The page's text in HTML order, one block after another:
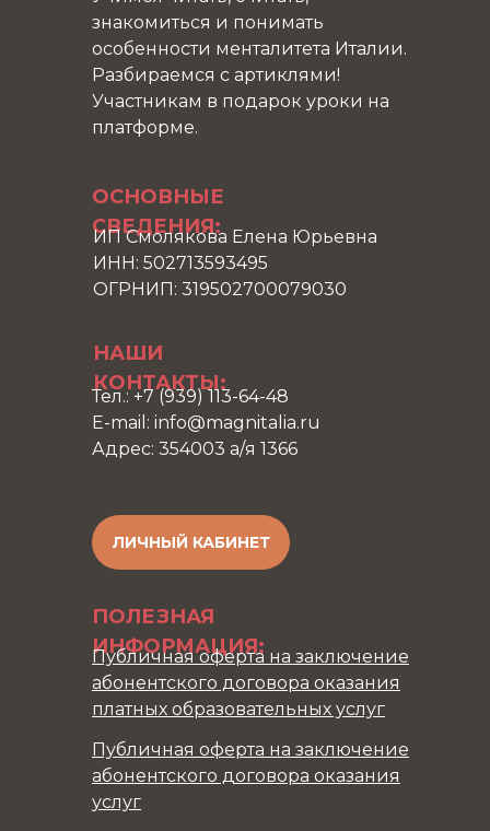
ЛИЧНЫЙ КАБИНЕТ
ОСНОВНЫЕ
СВЕДЕНИЯ:
НАШИ
КОНТАКТЫ:
ПОЛЕЗНАЯ
ИНФОРМАЦИЯ:
ИП Смолякова Елена Юрьевна
ИНН: 502713593495
ОГРНИП: 319502700079030
знакомиться и понимать
особенности менталитета Италии.
Разбираемся с артиклями!
Участникам в подарок уроки на
платформе.
Публичная оферта на заключение
абонентского договора оказания
услуг
Публичная оферта на заключение
абонентского договора оказания
платных образовательных услуг
Тел.: +7 (939) 113-64-48
E-mail: info@magnitalia.ru
Адрес: 354003 а/я 1366